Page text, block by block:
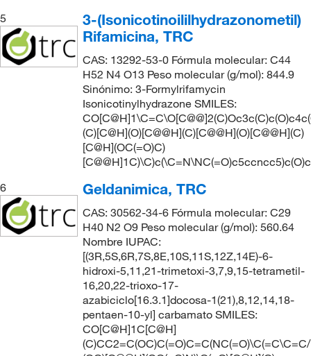
5
3-(Isonicotinoililhydrazonometil)
Rifamicina, TRC
CAS: 13292-53-0 Fórmula molecular: C44
H52 N4 O13 Peso molecular (g/mol): 844.9
Sinónimo: 3-Formylrifamycin
Isonicotinylhydrazone SMILES:
(C)[C@H](O)[C@@H](C)[C@@H](O)[C@@H](C)
[C@H](OC(=O)C)
6
Geldanimica, TRC
CAS: 30562-34-6 Fórmula molecular: C29
H40 N2 O9 Peso molecular (g/mol): 560.64
Nombre IUPAC:
[(3R,5S,6R,7S,8E,10S,11S,12Z,14E)-6-
hidroxi-5,11,21-trimetoxi-3,7,9,15-tetrametil-
16,20,22-trioxo-17-
azabiciclo[16.3.1]docosa-1(21),8,12,14,18-
pentaen-10-yl] carbamato SMILES:
CO[C@H]1C[C@H]